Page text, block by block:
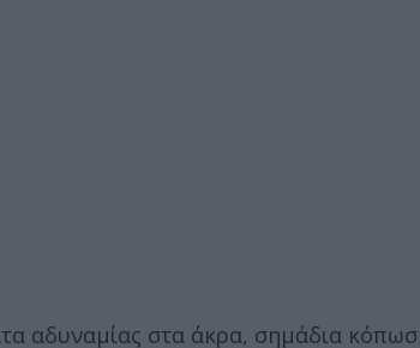
αδυναμίας στα άκρα, σημάδια